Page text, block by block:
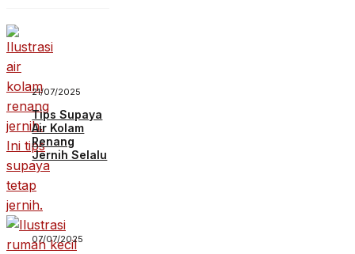
21/07/2025
Tips Supaya
Air Kolam
Renang
Jernih Selalu
07/07/2025